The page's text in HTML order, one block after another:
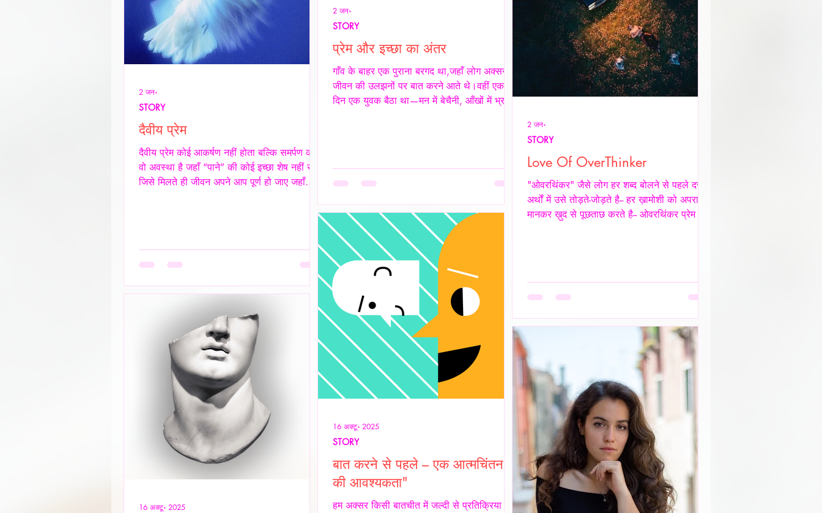
दैवीय प्रेम
दैवीय प्रेम कोई आकर्षण नहीं होता बल्कि समर्पण की
वो अवस्था है जहाँ “पाने” की कोई इच्छा शेष नहीं रहती
जिसे मिलते ही जीवन अपने आप पूर्ण हो जाए जहाँ
उपस्थिति बन जाती है!- ____ ये वो प्रेम है जहाँ आत्मा
आत्मा को पहचान लेती है बिना परिचय, बिना
स्पर्श,बिना ये पूछे कि “तुम मेरे क्या हो?” दै
STORY
2 जन॰
प्रेम और इच्छा का अंतर
गाँव के बाहर एक पुराना बरगद था,जहाँ लोग अक्सर
जीवन की उलझनों पर बात करने आते थे।वहीं एक
दिन एक युवक बैठा था—मन में बेचैनी, आँखों में भ्रम।
समझो।और यदि अस्वीकार करे,तो उसकी इच्छा का
सम्मान करवहीं से लौट जाओ—जहाँ से आए थे।” फिर
उन्होंने ठहरकर कहा—
STORY
2 जन॰
Love Of OverThinker
"ओवरथिंकर" जैसे लोग हर शब्द बोलने से पहले दर्ज़नों
अर्थों में उसे तोड़ते-जोड़ते है-- हर ख़ामोशी को अपराध
मानकर ख़ुद से पूछताछ करते है-- ओवरथिंकर प्रेम में
शांति अपने प्रश्न सब चुपचाप स्थगित कर देते है--
ओवरथिंकर पहले ख़ुद को समझाते हैं-- “
STORY
2 जन॰
16 अक्टू॰ 2025
बात करने से पहले – एक आत्मचिंतन
की आवश्यकता"
हम अक्सर किसी बातचीत में जल्दी से प्रतिक्रिया दे
STORY
16 अक्टू॰ 2025